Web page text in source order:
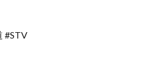
#STV